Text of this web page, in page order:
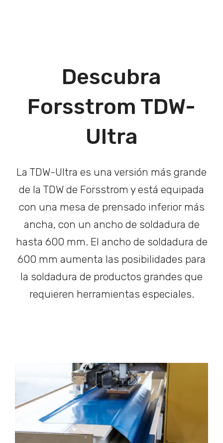
Descubra
Forsstrom TDW-
Ultra
La TDW-Ultra es una versión más grande
de la TDW de Forsstrom y está equipada
con una mesa de prensado inferior más
ancha, con un ancho de soldadura de
hasta 600 mm. El ancho de soldadura de
600 mm aumenta las posibilidades para
la soldadura de productos grandes que
requieren herramientas especiales.